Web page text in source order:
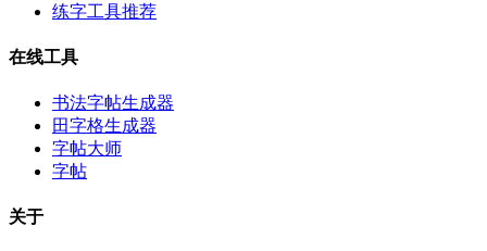
练字工具推荐
在线工具
书法字帖生成器
田字格生成器
字帖大师
字帖
关于